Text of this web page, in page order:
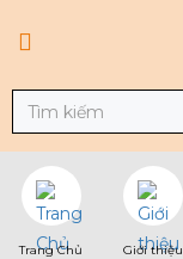
Trang Chủ Giới thiệu